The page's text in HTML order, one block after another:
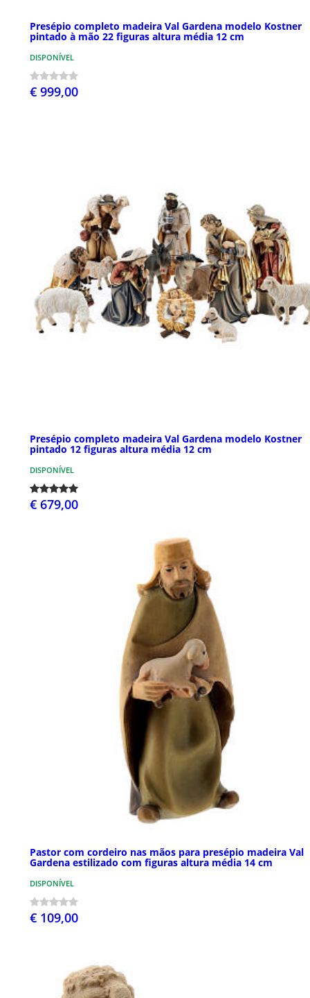
Presépio completo madeira Val Gardena modelo Kostner
pintado à mão 22 figuras altura média 12 cm
DISPONÍVEL
€ 999,00
Presépio completo madeira Val Gardena modelo Kostner
pintado 12 figuras altura média 12 cm
DISPONÍVEL
€ 679,00
Pastor com cordeiro nas mãos para presépio madeira Val
Gardena estilizado com figuras altura média 14 cm
DISPONÍVEL
€ 109,00